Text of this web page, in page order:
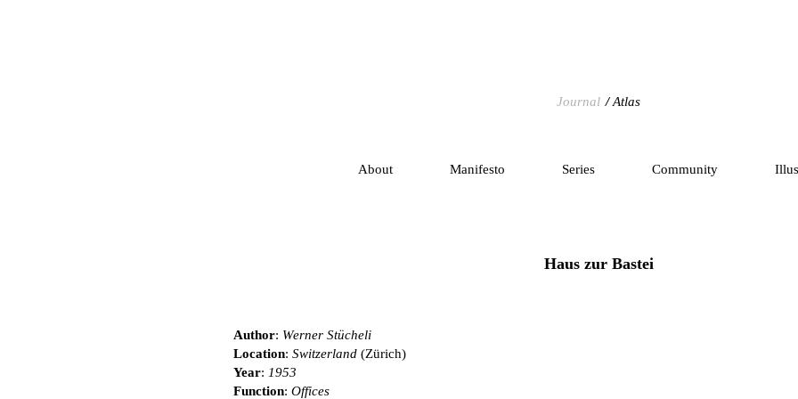
Journal Atlas
About Manifesto Series Community
Haus zur Bastei
Author: Werner Stücheli
Location: Switzerland (Zürich)
Year: 1953
Function: Offices